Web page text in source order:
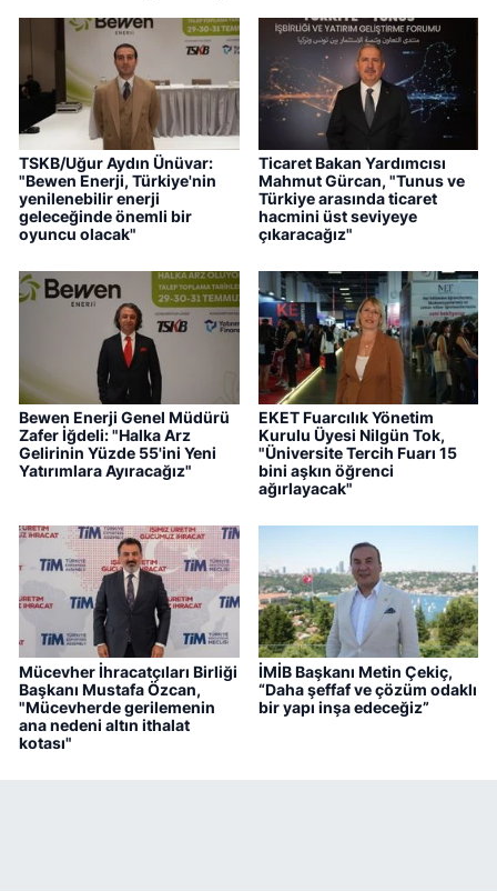
TSKB/Uğur Aydın Ünüvar:
"Bewen Enerji, Türkiye'nin
yenilenebilir enerji
geleceğinde önemli bir
oyuncu olacak"
Ticaret Bakan Yardımcısı
Mahmut Gürcan, "Tunus ve
Türkiye arasında ticaret
hacmini üst seviyeye
çıkaracağız"
Bewen Enerji Genel Müdürü
Zafer İğdeli: "Halka Arz
Gelirinin Yüzde 55'ini Yeni
Yatırımlara Ayıracağız"
EKET Fuarcılık Yönetim
Kurulu Üyesi Nilgün Tok,
"Üniversite Tercih Fuarı 15
bini aşkın öğrenci
ağırlayacak"
Mücevher İhracatçıları Birliği
Başkanı Mustafa Özcan,
"Mücevherde gerilemenin
ana nedeni altın ithalat
kotası"
İMİB Başkanı Metin Çekiç,
“Daha şeffaf ve çözüm odaklı
bir yapı inşa edeceğiz”